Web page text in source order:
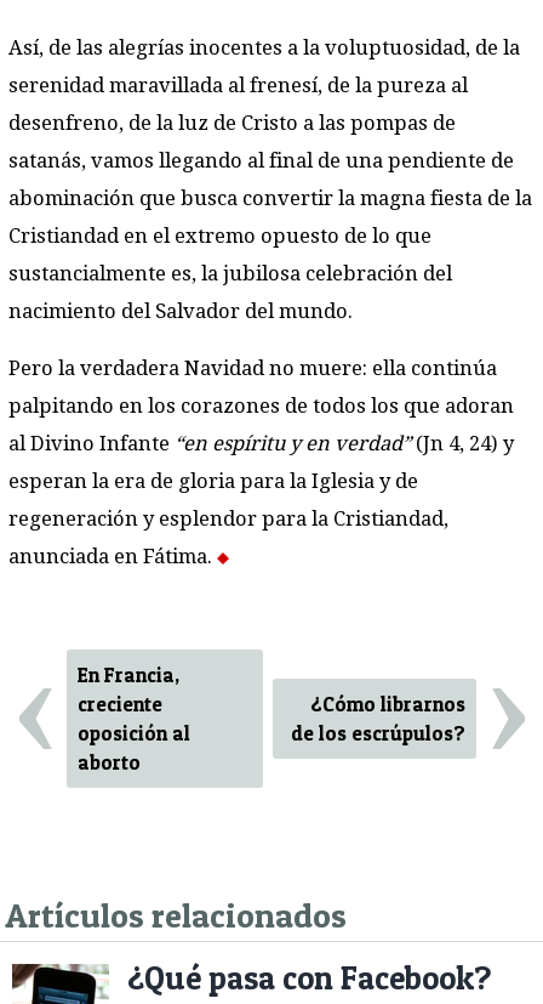
Así, de las alegrías inocentes a la voluptuosidad, de la
serenidad maravillada al frenesí, de la pureza al
desenfreno, de la luz de Cristo a las pompas de
satanás, vamos llegando al final de una pendiente de
abominación que busca convertir la magna fiesta de la
Cristiandad en el extremo opuesto de lo que
sustancialmente es, la jubilosa celebración del
nacimiento del Salvador del mundo.
Pero la verdadera Navidad no muere: ella continúa
palpitando en los corazones de todos los que adoran
al Divino Infante “en espíritu y en verdad”(Jn 4, 24) y
esperan la era de gloria para la Iglesia y de
regeneración y esplendor para la Cristiandad,
anunciada en Fátima.
‹
En Francia,
creciente
oposición al
aborto
¿Cómo librarnos
de los escrúpulos?
›
Artículos relacionados
¿Qué pasa con Facebook?